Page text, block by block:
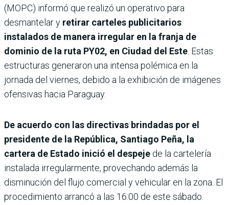
(MOPC) informó que realizó un operativo para
desmantelar y retirar carteles publicitarios
instalados de manera irregular en la franja de
dominio de la ruta PY02, en Ciudad del Este. Estas
estructuras generaron una intensa polémica en la
jornada del viernes, debido a la exhibición de imágenes
ofensivas hacia Paraguay.
De acuerdo con las directivas brindadas por el
presidente de la República, Santiago Peña, la
cartera de Estado inició el despeje de la cartelería
instalada irregularmente, provechando además la
disminución del flujo comercial y vehicular en la zona. El
procedimiento arrancó a las 16:00 de este sábado.